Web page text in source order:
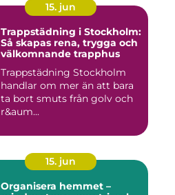
15. jun
Trappstädning i Stockholm:
Så skapas rena, trygga och
välkomnande trapphus
Trappstädning Stockholm
handlar om mer än att bara
ta bort smuts från golv och
r&aum...
15. jun
Organisera hemmet –